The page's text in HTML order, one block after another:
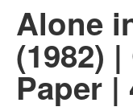
Events
Presse
Fotos
Alone
(1982)
Paper |